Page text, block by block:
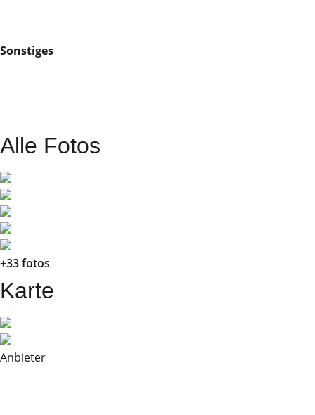
Sonstiges
Alle Fotos
+33 fotos
Karte
Anbieter